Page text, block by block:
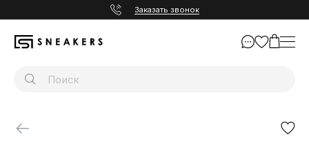
Заказать звонок